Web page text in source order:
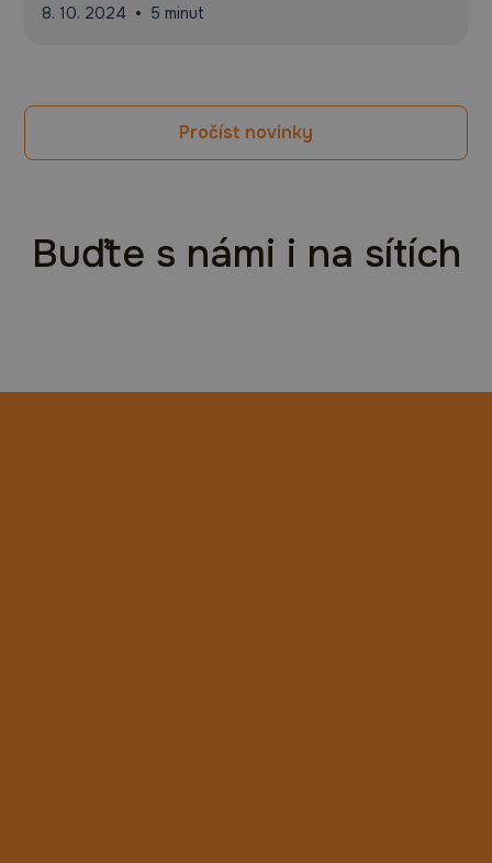
8. 10. 2024 • 5 minut
Pročíst novinky
Buďte s námi i na sítích